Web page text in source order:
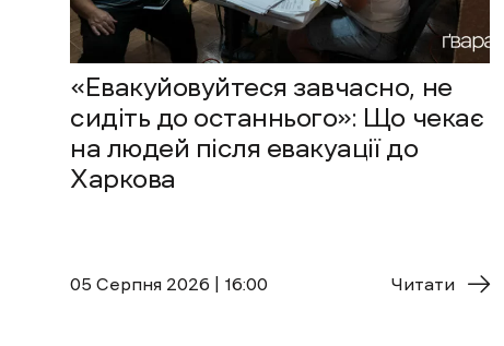
«Евакуйовуйтеся завчасно, не
сидіть до останнього»: Що чекає
на людей після евакуації до
Харкова
05 Cерпня 2026 | 16:00 Читати